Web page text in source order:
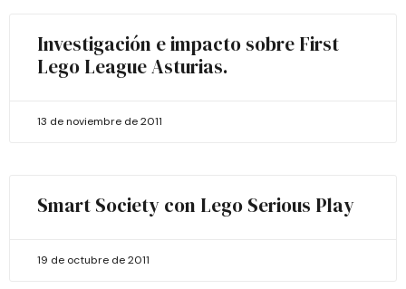
Investigación e impacto sobre First
Lego League Asturias.
13 de noviembre de 2011
Smart Society con Lego Serious Play
19 de octubre de 2011